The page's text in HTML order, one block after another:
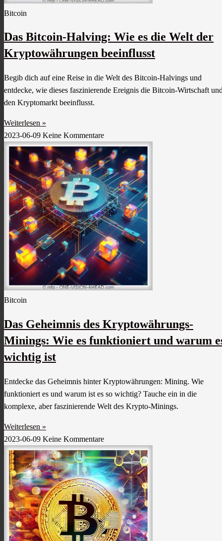
Bitcoin
Das Bitcoin-Halving: Wie es die Welt der
Kryptowährungen beeinflusst
Begib dich auf eine Reise in die Welt des Bitcoin-Halvings und
entdecke, wie dieses faszinierende Ereignis die Bitcoin-Wirtschaft
den Kryptomarkt beeinflusst.
Weiterlesen »
2023-06-09 Keine Kommentare
Bitcoin
Das Geheimnis des Kryptowährungs-
Minings: Wie es funktioniert und warum
wichtig ist
Entdecke das Geheimnis hinter Kryptowährungen: Mining. Wie
funktioniert es und warum ist es so wichtig? Tauche ein in die
komplexe, aber faszinierende Welt des Krypto-Minings.
Weiterlesen »
2023-06-09 Keine Kommentare